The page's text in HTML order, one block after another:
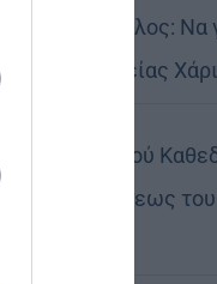
Κορίνθου Παύλος: Να
φωτός της Θείας
Πανήγυρη Ιερού
Μεταμορφώσεως